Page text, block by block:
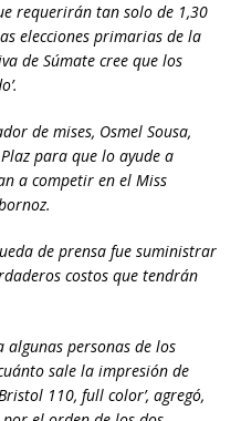
requerirán tan solo de 1,30
elecciones primarias de la
de Súmate cree que los
de mises, Osmel Sousa,
para que lo ayude a
a competir en el Miss
de prensa fue suministrar
costos que tendrán
algunas personas de los
sale la impresión de
110, full color’, agregó,